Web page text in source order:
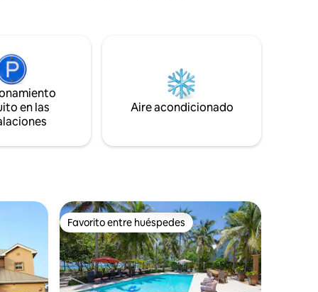
Disfrute
cocina profesionales, máquina exprés
en las
Aire acondicionado
Favorito entre huéspedes
Favorito entre huéspedes